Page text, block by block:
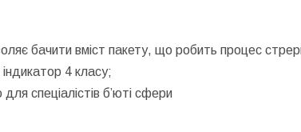
бачити вміст пакету, що робить процес
4 класу;
спеціалістів б’юті сфери